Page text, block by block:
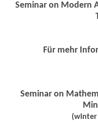
Seminar on Modern
Für mehr
Seminar on
(winter